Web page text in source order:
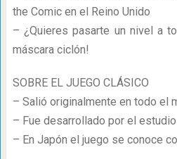
the Comic en el Reino Unido
– ¿Quieres pasarte un nivel a
máscara ciclón!
SOBRE EL JUEGO CLÁSICO
– Salió originalmente en todo el
– Fue desarrollado por el
– En Japón el juego se conoce